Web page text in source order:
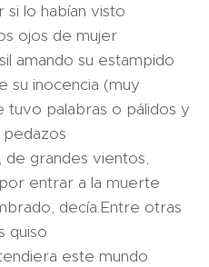
si lo habían visto
ojos de mujer
amando su estampido
su inocencia (muy
tuvo palabras o pálidos y
de grandes vientos,
entrar a la muerte
decía.Entre otras
quiso
este mundo